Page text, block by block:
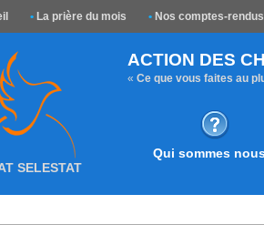
• La prière du mois • Nos comptes-rendus
SELESTAT
ACTION DES
« Ce que vous faites au
Qui sommes